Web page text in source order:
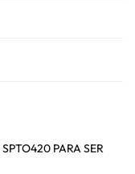
PARA SER